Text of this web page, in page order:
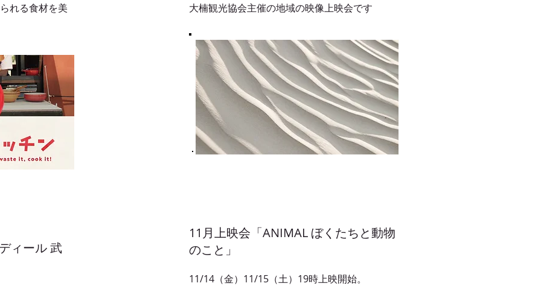
れる食材を美
ィール 武
大楠観光協会主催の地域の映像上映会です
11月上映会「ANIMAL ぼくたちと動物
のこと」
11/14（金）11/15（土）19時上映開始。